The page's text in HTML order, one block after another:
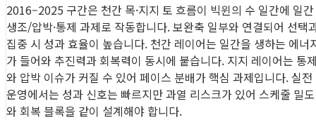
2016–2025 구간은 천간 목·지지 토 흐름이 빅윈의 수 일간에 일간
생조/압박·통제 과제로 작동합니다. 보완축 일부와 연결되어 선택
집중 시 성과 효율이 높습니다. 천간 레이어는 일간을 생하는 에너
가 들어와 추진력과 회복력이 동시에 붙습니다. 지지 레이어는 통
와 압박 이슈가 커질 수 있어 페이스 분배가 핵심 과제입니다. 실전
운영에서는 성과 신호는 빠르지만 과열 리스크가 있어 스케줄 밀도
와 회복 블록을 같이 설계해야 합니다.